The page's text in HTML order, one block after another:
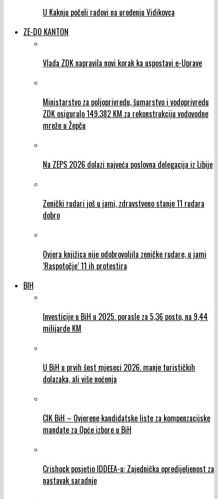
U Kaknju počeli radovi na uređenju Vidikovca
ZE-DO KANTON
Vlada ZDK napravila novi korak ka uspostavi e-Uprave
Ministarstvo za poljoprivredu, šumarstvo i vodoprivredu
ZDK osiguralo 149.382 KM za rekonstrukciju vodovodne
mreže u Žepču
Na ZEPS 2026 dolazi najveća poslovna delegacija iz Libije
Zenički rudari još u jami, zdravstveno stanje 11 rudara
dobro
Ovjera knjižica nije odobrovoljila zeničke rudare, u jami
‘Raspotočje’ 11 ih protestira
BIH
Investicije u BiH u 2025. porasle za 5,36 posto, na 9,44
milijarde KM
U BiH u prvih šest mjeseci 2026. manje turističkih
dolazaka, ali više noćenja
CIK BiH – Ovjerene kandidatske liste za kompenzacijske
mandate za Opće izbore u BiH
Crishock posjetio IDDEEA-u: Zajednička opredijeljenost za
nastavak saradnje